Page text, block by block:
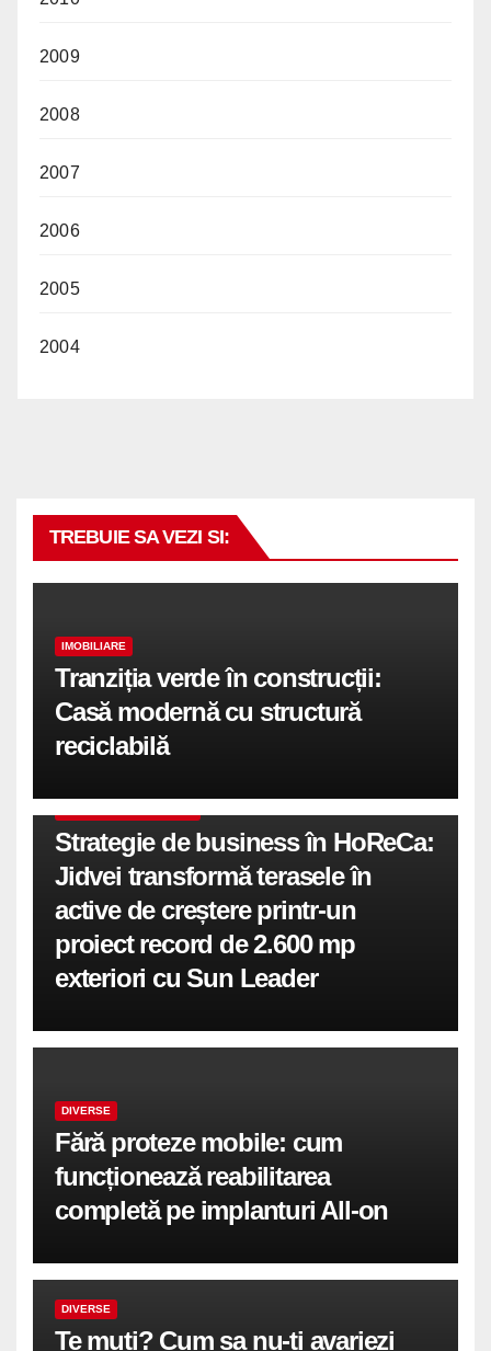
2009
2008
2007
2006
2005
2004
TREBUIE SA VEZI SI:
IMOBILIARE
Tranziția verde în construcții:
Casă modernă cu structură
reciclabilă
Strategie de business în HoReCa:
Jidvei transformă terasele în
active de creștere printr-un
proiect record de 2.600 mp
exteriori cu Sun Leader
DIVERSE
Fără proteze mobile: cum
funcționează reabilitarea
completă pe implanturi All-on
DIVERSE
Te muti? Cum sa nu-ti avariezi